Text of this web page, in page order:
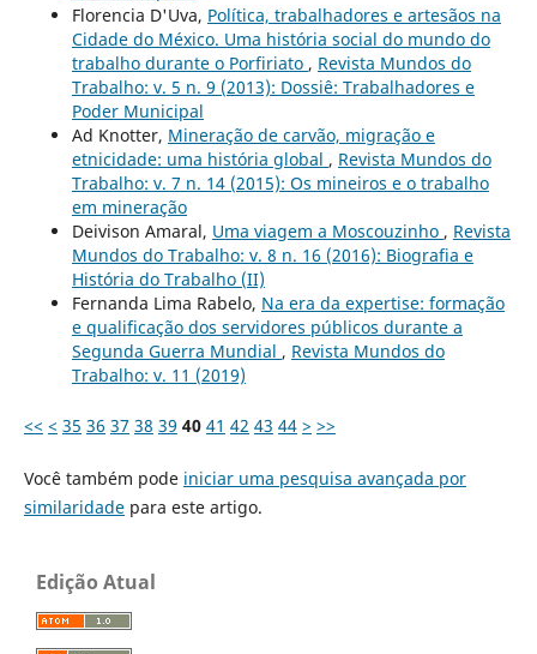
Florencia D'Uva, Política, trabalhadores e artesãos na
Cidade do México. Uma história social do mundo do
trabalho durante o Porfiriato , Revista Mundos do
Trabalho: v. 5 n. 9 (2013): Dossiê: Trabalhadores e
Poder Municipal
Ad Knotter, Mineração de carvão, migração e
etnicidade: uma história global , Revista Mundos do
Trabalho: v. 7 n. 14 (2015): Os mineiros e o trabalho
em mineração
Deivison Amaral, Uma viagem a Moscouzinho , Revista
Mundos do Trabalho: v. 8 n. 16 (2016): Biografia e
História do Trabalho (II)
Fernanda Lima Rabelo, Na era da expertise: formação
e qualificação dos servidores públicos durante a
Segunda Guerra Mundial , Revista Mundos do
Trabalho: v. 11 (2019)
<< < 35 36 37 38 39 40 41 42 43 44 > >>
Você também pode iniciar uma pesquisa avançada por
similaridadepara este artigo.
Edição Atual